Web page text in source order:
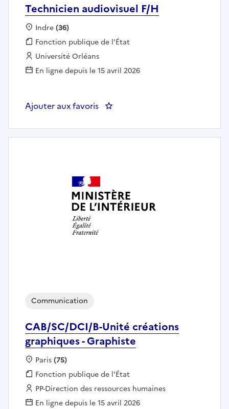
Technicien audiovisuel F/H
Localisation :
Indre(36)
Fonction publique :
Fonction publique de l'État
Employeur :
Université Orléans
En ligne depuis le 15 avril 2026
Ajouter aux favoris : Technicien audiovisuel F/H
CAB/SC/DCI/B-Unité créations
graphiques - Graphiste
Communication
Localisation :
Paris(75)
Fonction publique :
Fonction publique de l'État
Employeur :
PP-Direction des ressources humaines
En ligne depuis le 15 avril 2026